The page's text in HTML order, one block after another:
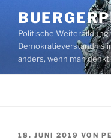
Inhalt
springenPolitische
Demokratieverständnis
anders, wenn man denkt!
VERÖFFENTLICHT
18. JUNI 2019 VON